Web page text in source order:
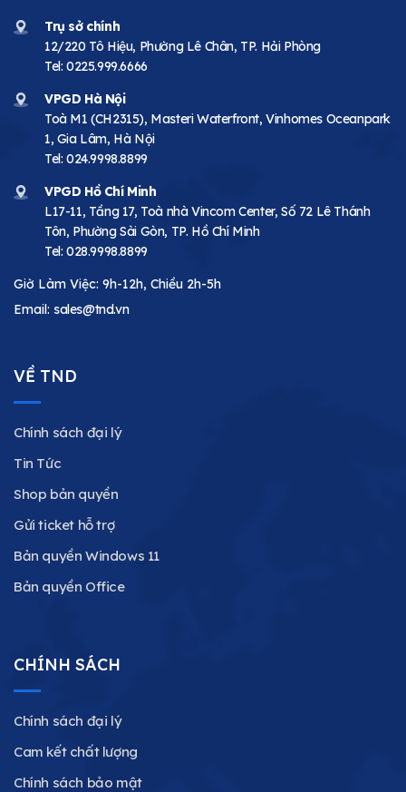
Trụ sở chính
12/220 Tô Hiệu, Phường Lê Chân, TP. Hải Phòng
Tel: 0225.999.6666
VPGD Hà Nội
Toà M1 (CH2315), Masteri Waterfront, Vinhomes Oceanpark
1, Gia Lâm, Hà Nội
Tel: 024.9998.8899
VPGD Hồ Chí Minh
L17-11, Tầng 17, Toà nhà Vincom Center, Số 72 Lê Thánh
Tôn, Phường Sài Gòn, TP. Hồ Chí Minh
Tel: 028.9998.8899
Giờ Làm Việc: 9h-12h, Chiều 2h-5h
Email: sales@tnd.vn
VỀ TND
Chính sách đại lý
Tin Tức
Shop bản quyền
Gửi ticket hỗ trợ
Bản quyền Windows 11
Bản quyền Office
CHÍNH SÁCH
Chính sách đại lý
Cam kết chất lượng
Chính sách bảo mật